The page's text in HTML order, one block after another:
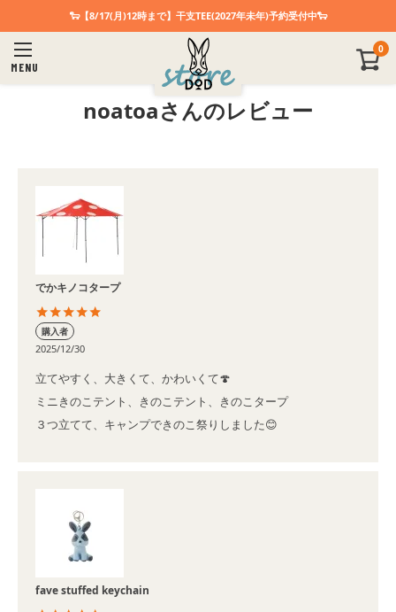
🐑【8/17(月)12時まで】干支TEE(2027年未年)予約受付中🐑
MENU
0
noatoaさんのレビュー
でかキノコタープ
購入者
2025/12/30
立てやすく、大きくて、かわいくて🍄
ミニきのこテント、きのこテント、きのこタープ
３つ立てて、キャンプできのこ祭りしました😊
fave stuffed keychain